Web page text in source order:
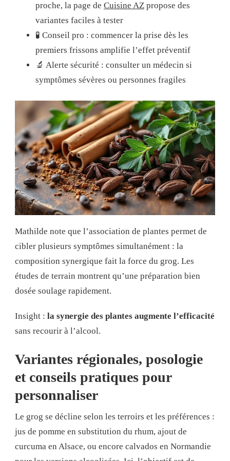
proche, la page de Cuisine AZ propose des
variantes faciles à tester
🧪 Conseil pro : commencer la prise dès les
premiers frissons amplifie l’effet préventif
🔬 Alerte sécurité : consulter un médecin si
symptômes sévères ou personnes fragiles
Mathilde note que l’association de plantes permet de
cibler plusieurs symptômes simultanément : la
composition synergique fait la force du grog. Les
études de terrain montrent qu’une préparation bien
dosée soulage rapidement.
Insight : la synergie des plantes augmente l’efficacité
sans recourir à l’alcool.
Variantes régionales, posologie
et conseils pratiques pour
personnaliser
Le grog se décline selon les terroirs et les préférences :
jus de pomme en substitution du rhum, ajout de
curcuma en Alsace, ou encore calvados en Normandie